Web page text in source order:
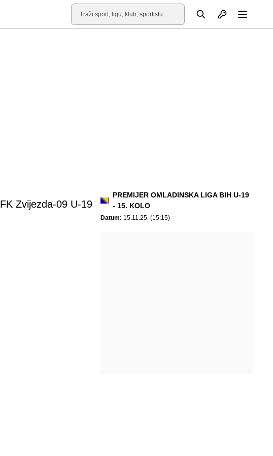
Pretraga Otvori profil
FK Zvijezda-09 U-19
PREMIJER OMLADINSKA LIGA BIH U-19
- 15. KOLO
Datum: 15.11.25. (15:15)